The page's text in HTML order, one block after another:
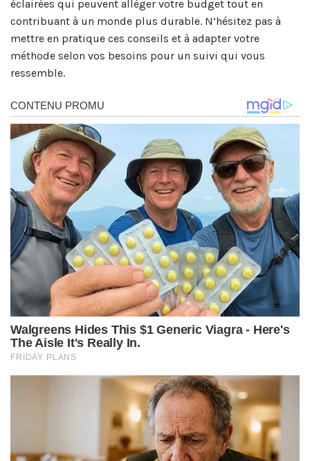
éclairées qui peuvent alléger votre budget tout en
contribuant à un monde plus durable. N’hésitez pas à
mettre en pratique ces conseils et à adapter votre
méthode selon vos besoins pour un suivi qui vous
ressemble.